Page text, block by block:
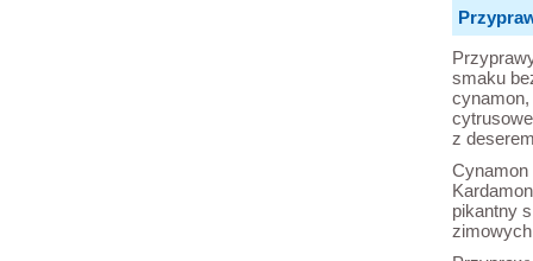
smaku
z
Cynamon
pikantny